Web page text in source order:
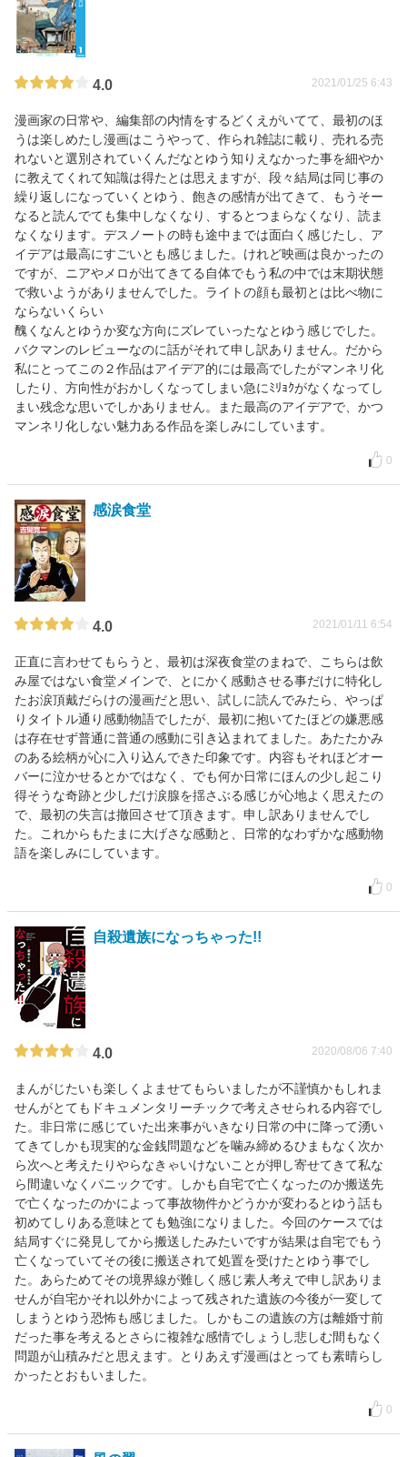
4.0 2021/01/25 6:43
漫画家の日常や、編集部の内情をするどくえがいてて、最初のほ
うは楽しめたし漫画はこうやって、作られ雑誌に載り、売れる売
れないと選別されていくんだなとゆう知りえなかった事を細やか
に教えてくれて知識は得たとは思えますが、段々結局は同じ事の
繰り返しになっていくとゆう、飽きの感情が出てきて、もうそー
なると読んでても集中しなくなり、するとつまらなくなり、読ま
なくなります。デスノートの時も途中までは面白く感じたし、ア
イデアは最高にすごいとも感じました。けれど映画は良かったの
ですが、ニアやメロが出てきてる自体でもう私の中では末期状態
で救いようがありませんでした。ライトの顔も最初とは比べ物に
ならないくらい
醜くなんとゆうか変な方向にズレていったなとゆう感じでした。
バクマンのレビューなのに話がそれて申し訳ありません。だから
私にとってこの２作品はアイデア的には最高でしたがマンネリ化
したり、方向性がおかしくなってしまい急にﾐﾘｮｸがなくなってし
まい残念な思いでしかありません。また最高のアイデアで、かつ
マンネリ化しない魅力ある作品を楽しみにしています。
0
感涙食堂
4.0 2021/01/11 6:54
正直に言わせてもらうと、最初は深夜食堂のまねで、こちらは飲
み屋ではない食堂メインで、とにかく感動させる事だけに特化し
たお涙頂戴だらけの漫画だと思い、試しに読んでみたら、やっぱ
りタイトル通り感動物語でしたが、最初に抱いてたほどの嫌悪感
は存在せず普通に普通の感動に引き込まれてました。あたたかみ
のある絵柄が心に入り込んできた印象です。内容もそれほどオー
バーに泣かせるとかではなく、でも何か日常にほんの少し起こり
得そうな奇跡と少しだけ涙腺を揺さぶる感じが心地よく思えたの
で、最初の失言は撤回させて頂きます。申し訳ありませんでし
た。これからもたまに大げさな感動と、日常的なわずかな感動物
語を楽しみにしています。
0
自殺遺族になっちゃった!!
4.0 2020/08/06 7:40
まんがじたいも楽しくよませてもらいましたが不謹慎かもしれま
せんがとてもドキュメンタリーチックで考えさせられる内容でし
た。非日常に感じていた出来事がいきなり日常の中に降って湧い
てきてしかも現実的な金銭問題などを噛み締めるひまもなく次か
ら次へと考えたりやらなきゃいけないことが押し寄せてきて私な
ら間違いなくパニックです。しかも自宅で亡くなったのか搬送先
で亡くなったのかによって事故物件かどうかが変わるとゆう話も
初めてしりある意味とても勉強になりました。今回のケースでは
結局すぐに発見してから搬送したみたいですが結果は自宅でもう
亡くなっていてその後に搬送されて処置を受けたとゆう事でし
た。あらためてその境界線が難しく感じ素人考えで申し訳ありま
せんが自宅かそれ以外かによって残された遺族の今後が一変して
しまうとゆう恐怖も感じました。しかもこの遺族の方は離婚寸前
だった事を考えるとさらに複雑な感情でしょうし悲しむ間もなく
問題が山積みだと思えます。とりあえず漫画はとっても素晴らし
かったとおもいました。
0